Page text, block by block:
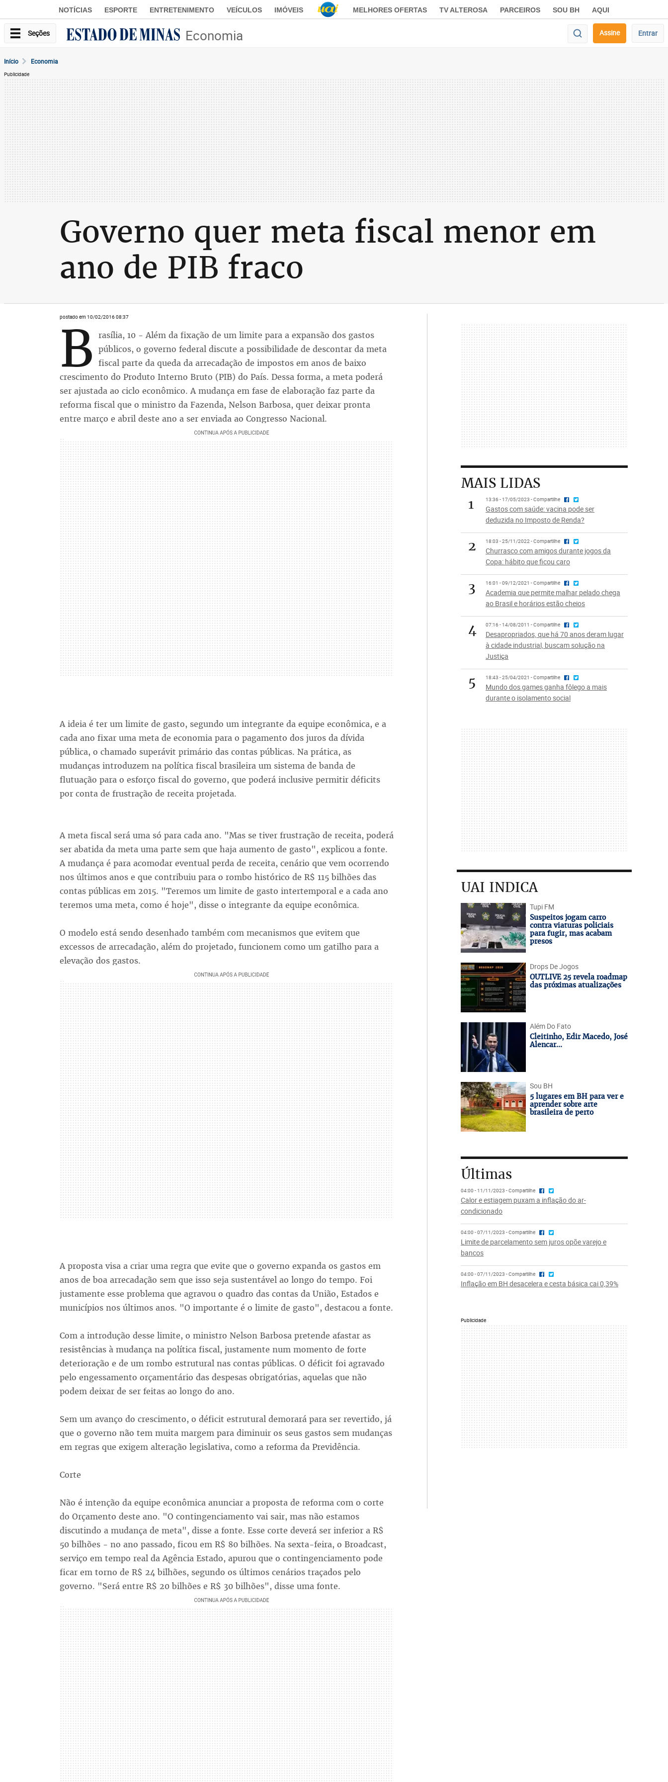
NOTÍCIAS ESPORTE ENTRETENIMENTO VEÍCULOS IMÓVEIS MELHORES OFERTAS TV ALTEROSA PARCEIROS SOU BH AQUI
Seções Economia Assine Entrar
Início Economia
Publicidade
Governo quer meta fiscal menor em
ano de PIB fraco
postado em 10/02/2016 08:37
B rasília, 10 - Além da fixação de um limite para a expansão dos gastos
públicos, o governo federal discute a possibilidade de descontar da meta
fiscal parte da queda da arrecadação de impostos em anos de baixo
crescimento do Produto Interno Bruto (PIB) do País. Dessa forma, a meta poderá
ser ajustada ao ciclo econômico. A mudança em fase de elaboração faz parte da
reforma fiscal que o ministro da Fazenda, Nelson Barbosa, quer deixar pronta
entre março e abril deste ano a ser enviada ao Congresso Nacional.
A ideia é ter um limite de gasto, segundo um integrante da equipe econômica, e a
cada ano fixar uma meta de economia para o pagamento dos juros da dívida
pública, o chamado superávit primário das contas públicas. Na prática, as
mudanças introduzem na política fiscal brasileira um sistema de banda de
flutuação para o esforço fiscal do governo, que poderá inclusive permitir déficits
por conta de frustração de receita projetada.
A meta fiscal será uma só para cada ano. "Mas se tiver frustração de receita, poderá
ser abatida da meta uma parte sem que haja aumento de gasto", explicou a fonte.
A mudança é para acomodar eventual perda de receita, cenário que vem ocorrendo
nos últimos anos e que contribuiu para o rombo histórico de R$ 115 bilhões das
contas públicas em 2015. "Teremos um limite de gasto intertemporal e a cada ano
teremos uma meta, como é hoje", disse o integrante da equipe econômica.
O modelo está sendo desenhado também com mecanismos que evitem que
excessos de arrecadação, além do projetado, funcionem como um gatilho para a
elevação dos gastos.
A proposta visa a criar uma regra que evite que o governo expanda os gastos em
anos de boa arrecadação sem que isso seja sustentável ao longo do tempo. Foi
justamente esse problema que agravou o quadro das contas da União, Estados e
municípios nos últimos anos. "O importante é o limite de gasto", destacou a fonte.
Com a introdução desse limite, o ministro Nelson Barbosa pretende afastar as
resistências à mudança na política fiscal, justamente num momento de forte
deterioração e de um rombo estrutural nas contas públicas. O déficit foi agravado
pelo engessamento orçamentário das despesas obrigatórias, aquelas que não
podem deixar de ser feitas ao longo do ano.
Sem um avanço do crescimento, o déficit estrutural demorará para ser revertido, já
que o governo não tem muita margem para diminuir os seus gastos sem mudanças
em regras que exigem alteração legislativa, como a reforma da Previdência.
Corte
Não é intenção da equipe econômica anunciar a proposta de reforma com o corte
do Orçamento deste ano. "O contingenciamento vai sair, mas não estamos
discutindo a mudança de meta", disse a fonte. Esse corte deverá ser inferior a R$
50 bilhões - no ano passado, ficou em R$ 80 bilhões. Na sexta-feira, o Broadcast,
serviço em tempo real da Agência Estado, apurou que o contingenciamento pode
ficar em torno de R$ 24 bilhões, segundo os últimos cenários traçados pelo
governo. "Será entre R$ 20 bilhões e R$ 30 bilhões", disse uma fonte.
MAIS LIDAS
1
13:36 - 17/05/2023 - Compartilhe
Gastos com saúde: vacina pode ser
deduzida no Imposto de Renda?
2 18:03 - 25/11/2022 - Compartilhe
Churrasco com amigos durante jogos da
Copa: hábito que ficou caro
3 16:01 - 09/12/2021 - Compartilhe
Academia que permite malhar pelado chega
ao Brasil e horários estão cheios
4 07:16 - 14/08/2011 - Compartilhe
Desapropriados, que há 70 anos deram lugar
à cidade industrial, buscam solução na
Justiça
5 18:43 - 25/04/2021 - Compartilhe
Mundo dos games ganha fôlego a mais
durante o isolamento social
UAI INDICA
Tupi FM
Suspeitos jogam carro
contra viaturas policiais
para fugir, mas acabam
presos
Drops De Jogos
OUTLIVE 25 revela roadmap
das próximas atualizações
Além Do Fato
Cleitinho, Edir Macedo, José
Alencar...
Sou BH
5 lugares em BH para ver e
aprender sobre arte
brasileira de perto
Últimas
04:00 - 11/11/2023 - Compartilhe
Calor e estiagem puxam a inflação do ar-
condicionado
04:00 - 07/11/2023 - Compartilhe
Limite de parcelamento sem juros opõe varejo e
bancos
04:00 - 07/11/2023 - Compartilhe
Inflação em BH desacelera e cesta básica cai 0,39%
Publicidade